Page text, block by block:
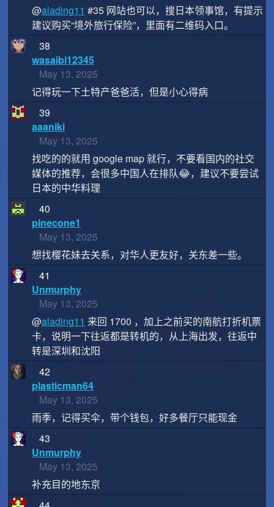
@alading11 #35 网站也可以，搜日本领事馆，有提示
建议购买“境外旅行保险”，里面有二维码入口。
38
wasaibi12345
May 13, 2025
记得玩一下土特产爸爸活，但是小心得病
39
aaaniki
May 13, 2025
找吃的的就用 google map 就行，不要看国内的社交
媒体的推荐，会很多中国人在排队😂，建议不要尝试
日本的中华料理
40
pinecone1
May 13, 2025
想找樱花妹去关系，对华人更友好，关东差一些。
41
Unmurphy
May 13, 2025
@alading11 来回 1700 ，加上之前买的南航打折机票
卡，说明一下往返都是转机的，从上海出发，往返中
转是深圳和沈阳
42
plasticman64
May 13, 2025
雨季，记得买伞，带个钱包，好多餐厅只能现金
43
Unmurphy
May 13, 2025
补充目的地东京